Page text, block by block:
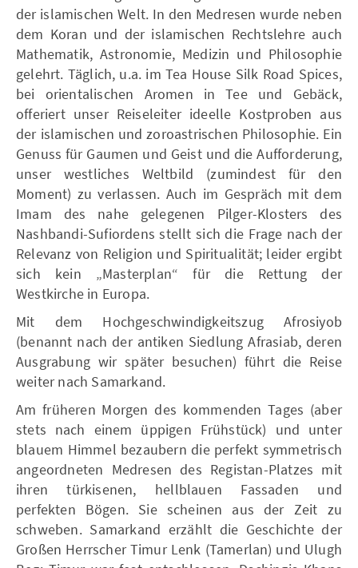
der islamischen Welt. In den Medresen wurde neben
dem Koran und der islamischen Rechtslehre auch
Mathematik, Astronomie, Medizin und Philosophie
gelehrt. Täglich, u.a. im Tea House Silk Road Spices,
bei orientalischen Aromen in Tee und Gebäck,
offeriert unser Reiseleiter ideelle Kostproben aus
der islamischen und zoroastrischen Philosophie. Ein
Genuss für Gaumen und Geist und die Aufforderung,
unser westliches Weltbild (zumindest für den
Moment) zu verlassen. Auch im Gespräch mit dem
Imam des nahe gelegenen Pilger-Klosters des
Nashbandi-Sufiordens stellt sich die Frage nach der
Relevanz von Religion und Spiritualität; leider ergibt
sich kein „Masterplan“ für die Rettung der
Westkirche in Europa.
Mit dem Hochgeschwindigkeitszug Afrosiyob
(benannt nach der antiken Siedlung Afrasiab, deren
Ausgrabung wir später besuchen) führt die Reise
weiter nach Samarkand.
Am früheren Morgen des kommenden Tages (aber
stets nach einem üppigen Frühstück) und unter
blauem Himmel bezaubern die perfekt symmetrisch
angeordneten Medresen des Registan-Platzes mit
ihren türkisenen, hellblauen Fassaden und
perfekten Bögen. Sie scheinen aus der Zeit zu
schweben. Samarkand erzählt die Geschichte der
Großen Herrscher Timur Lenk (Tamerlan) und Ulugh